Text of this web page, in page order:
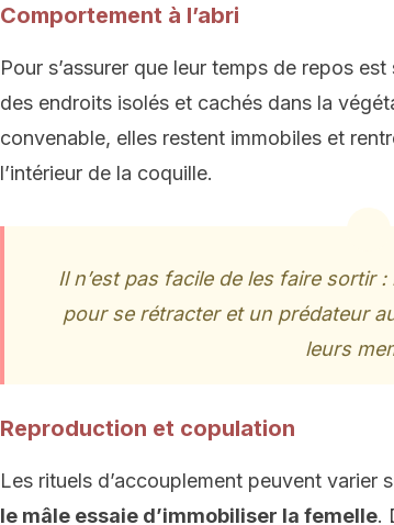
Comportement à l’abri
Pour s’assurer que leur temps de repos
des endroits isolés et cachés dans la
convenable, elles restent immobiles et
l’intérieur de la coquille.
Il n’est pas facile de les faire sortir
pour se rétracter et un prédateur
leurs
Reproduction et copulation
Les rituels d’accouplement peuvent varier
le mâle essaie d’immobiliser la femelle.